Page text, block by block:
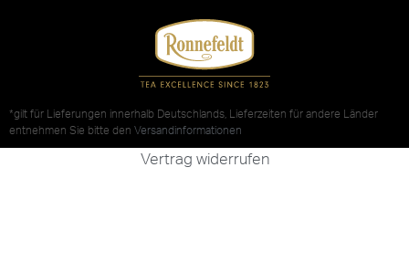
*gilt für Lieferungen innerhalb Deutschlands, Lieferzeiten für andere Länder
entnehmen Sie bitte den Versandinformationen
Vertrag widerrufen